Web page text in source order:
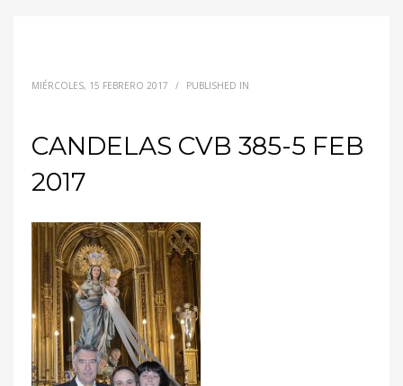
MIÉRCOLES, 15 FEBRERO 2017 / PUBLISHED IN
CANDELAS CVB 385-5 FEB
2017